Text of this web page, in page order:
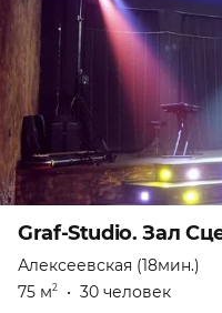
Graf-Studio. Зал
Алексеевская (18мин.)
75 м2 • 30 человек